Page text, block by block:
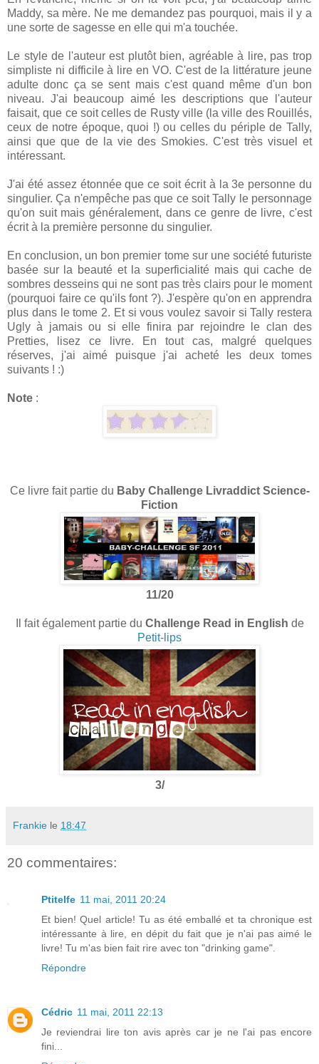
Maddy, sa mère. Ne me demandez pas pourquoi, mais il y a
une sorte de sagesse en elle qui m'a touchée.
Le style de l'auteur est plutôt bien, agréable à lire, pas trop
simpliste ni difficile à lire en VO. C'est de la littérature jeune
adulte donc ça se sent mais c'est quand même d'un bon
niveau. J'ai beaucoup aimé les descriptions que l'auteur
faisait, que ce soit celles de Rusty ville (la ville des Rouillés,
ceux de notre époque, quoi !) ou celles du périple de Tally,
ainsi que que de la vie des Smokies. C'est très visuel et
intéressant.
J'ai été assez étonnée que ce soit écrit à la 3e personne du
singulier. Ça n'empêche pas que ce soit Tally le personnage
qu'on suit mais généralement, dans ce genre de livre, c'est
écrit à la première personne du singulier.
En conclusion, un bon premier tome sur une société futuriste
basée sur la beauté et la superficialité mais qui cache de
sombres desseins qui ne sont pas très clairs pour le moment
(pourquoi faire ce qu'ils font ?). J'espère qu'on en apprendra
plus dans le tome 2. Et si vous voulez savoir si Tally restera
Ugly à jamais ou si elle finira par rejoindre le clan des
Pretties, lisez ce livre. En tout cas, malgré quelques
réserves, j'ai aimé puisque j'ai acheté les deux tomes
suivants ! :)
Note :
Ce livre fait partie du Baby Challenge Livraddict Science-
Fiction
11/20
Il fait également partie du Challenge Read in English de
Petit-lips
3/
Frankie le 18:47
20 commentaires:
Ptitelfe 11 mai, 2011 20:24
Et bien! Quel article! Tu as été emballé et ta chronique est
intéressante à lire, en dépit du fait que je n'ai pas aimé le
livre! Tu m'as bien fait rire avec ton "drinking game".
Répondre
Cédric 11 mai, 2011 22:13
Je reviendrai lire ton avis après car je ne l'ai pas encore
fini...